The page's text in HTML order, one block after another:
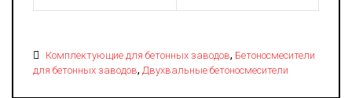
Комплектующие для бетонных заводов, Бетоносмесители
для бетонных заводов, Двухвальные бетоносмесители